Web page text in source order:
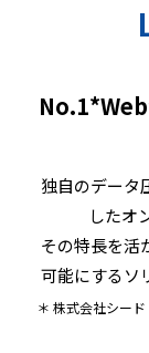
独自のデータ
したオ
その特長を活
可能にするソ
＊ 株式会社シー